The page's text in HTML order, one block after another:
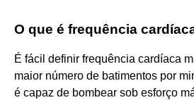
O que é frequência
É fácil definir frequência cardíaca
maior número de batimentos por
é capaz de bombear sob esforço